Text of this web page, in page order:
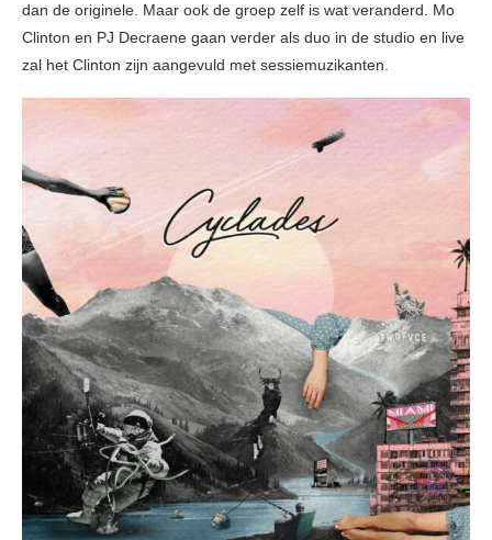
dan de originele. Maar ook de groep zelf is wat veranderd. Mo
Clinton en PJ Decraene gaan verder als duo in de studio en live
zal het Clinton zijn aangevuld met sessiemuzikanten.